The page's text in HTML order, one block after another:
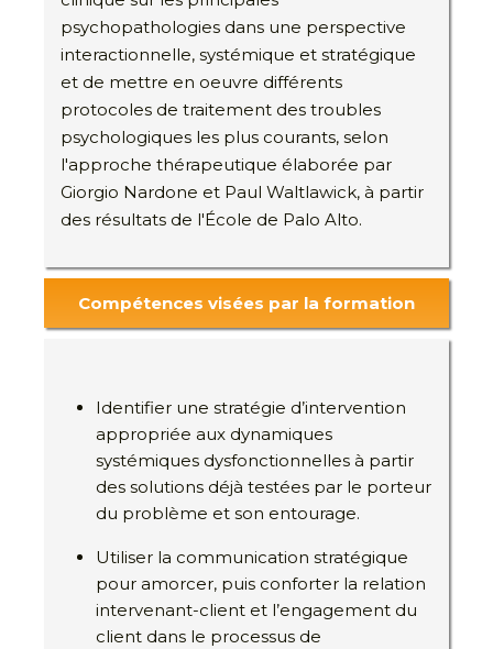
psychopathologies dans une perspective
interactionnelle, systémique et stratégique
et de mettre en oeuvre différents
protocoles de traitement des troubles
psychologiques les plus courants, selon
l'approche thérapeutique élaborée par
Giorgio Nardone et Paul Waltlawick, à partir
des résultats de l'École de Palo Alto.
Compétences visées par la formation
Identifier une stratégie d’intervention
appropriée aux dynamiques
systémiques dysfonctionnelles à partir
des solutions déjà testées par le porteur
du problème et son entourage.
Utiliser la communication stratégique
pour amorcer, puis conforter la relation
intervenant-client et l’engagement du
client dans le processus de